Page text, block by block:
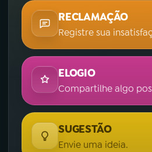
RECLAMAÇÃO
Registre sua
ELOGIO
Compartilhe algo
SUGESTÃO
Envie uma ideia.